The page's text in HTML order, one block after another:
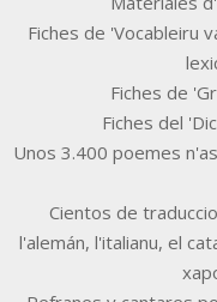
Fiches de 'Vocableiru
Fiches de
Fiches del
Unos 3.400 poemes
Cientos de
l'alemán, l'italianu, el